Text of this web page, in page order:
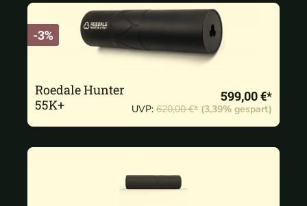
-3%
Roedale Hunter
55K+
599,00 €*
UVP: 620,00 €* (3,39% gespart)